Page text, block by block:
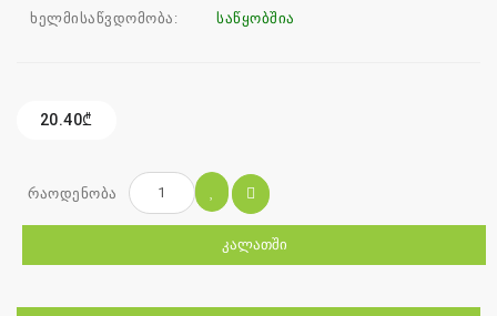
ხელმისაწვდომობა: საწყობშია
20.40₾
რაოდენობა
ᲙᲐᲚᲐᲗᲨᲘ